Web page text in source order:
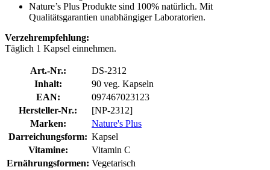
Nature’s Plus Produkte sind 100% natürlich. Mit
Qualitätsgarantien unabhängiger Laboratorien.
Verzehrempfehlung:
Täglich 1 Kapsel einnehmen.
Art.-Nr.:
DS-2312
Inhalt:
90 veg. Kapseln
EAN:
097467023123
Hersteller-Nr.:
[NP-2312]
Marken:
Nature's Plus
Darreichungsform: Kapsel
Vitamine:
Vitamin C
Ernährungsformen: Vegetarisch